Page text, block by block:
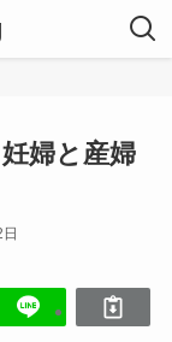
婦と産婦